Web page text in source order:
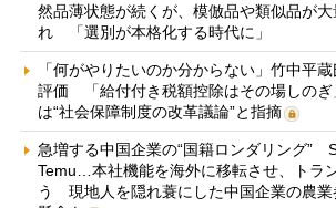
然品薄状態が続くが、模倣品や類似品が
れ 「選別が本格化する時代に」
「何がやりたいのか分からない」竹中平
評価 「給付付き税額控除はその場しのぎ
は“社会保障制度の改革議論”と指摘
急増する中国企業の“国籍ロンダリング”
Temu…本社機能を海外に移転させ、トラ
う 現地人を隠れ蓑にした中国企業の農業